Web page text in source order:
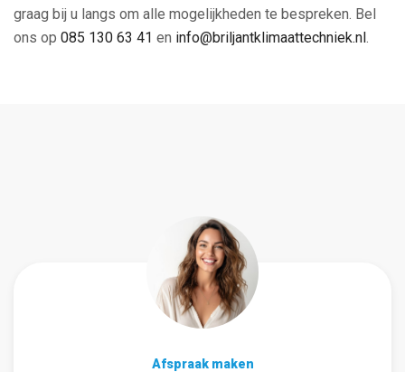
graag bij u langs om alle mogelijkheden te bespreken. Bel
ons op 085 130 63 41 en info@briljantklimaattechniek.nl.
Afspraak maken